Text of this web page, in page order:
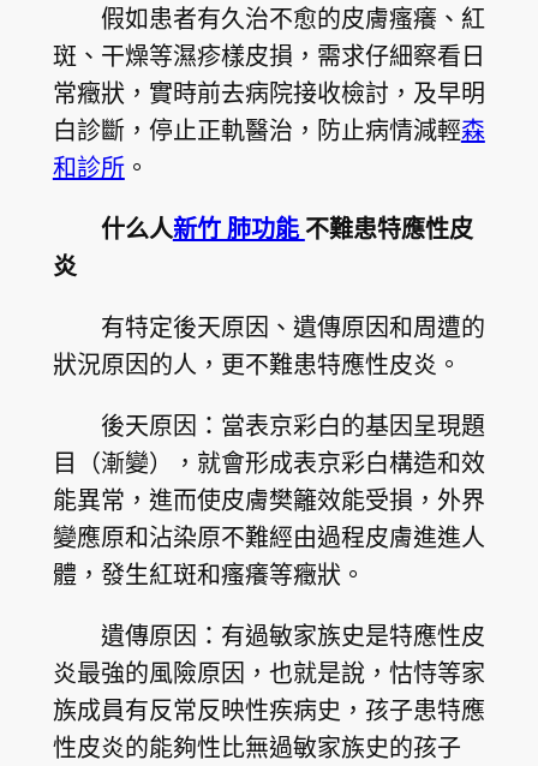
假如患者有久治不愈的皮膚瘙癢、紅
斑、干燥等濕疹樣皮損，需求仔細察看日
常癥狀，實時前去病院接收檢討，及早明
白診斷，停止正軌醫治，防止病情減輕森
和診所。
什么人新竹 肺功能不難患特應性皮
炎
有特定後天原因、遺傳原因和周遭的
狀況原因的人，更不難患特應性皮炎。
後天原因：當表京彩白的基因呈現題
目（漸變），就會形成表京彩白構造和效
能異常，進而使皮膚樊籬效能受損，外界
變應原和沾染原不難經由過程皮膚進進人
體，發生紅斑和瘙癢等癥狀。
遺傳原因：有過敏家族史是特應性皮
炎最強的風險原因，也就是說，怙恃等家
族成員有反常反映性疾病史，孩子患特應
性皮炎的能夠性比無過敏家族史的孩子